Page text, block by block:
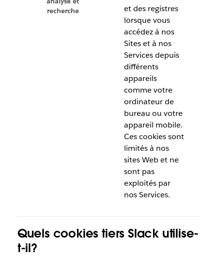
recherche
et des registres
lorsque vous
accédez à nos
Sites et à nos
Services depuis
différents
appareils
comme votre
ordinateur de
bureau ou votre
appareil mobile.
Ces cookies sont
limités à nos
sites Web et ne
sont pas
exploités par
nos Services.
Quels cookies tiers Slack utilise-
t-il?